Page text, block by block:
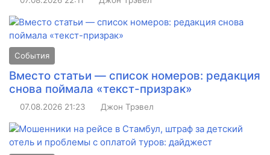
События
Вместо статьи — список номеров: редакция
снова поймала «текст-призрак»
07.08.2026 21:23 Джон Трэвел